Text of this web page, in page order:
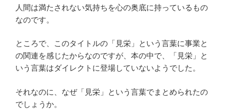
人間は満たされない気持ちを心の奥底に持っているもの
なのです。
ところで、このタイトルの「見栄」という言葉に事業と
の関連を感じたからなのですが、本の中で、「見栄」と
いう言葉はダイレクトに登場していないようでした。
それなのに、なぜ「見栄」という言葉でまとめられたの
でしょうか。